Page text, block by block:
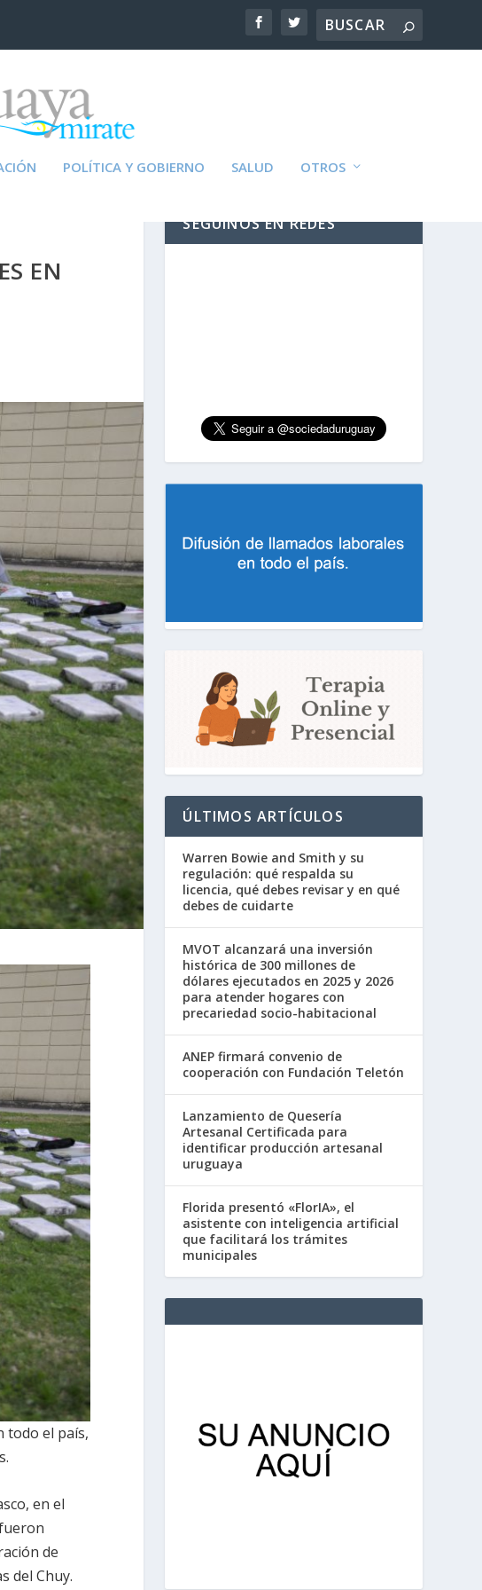
POLÍTICA Y GOBIERNO SALUD OTROS
EN
todo el país,
en el
de
del Chuy.
SEGUINOS EN REDES
ÚLTIMOS ARTÍCULOS
Warren Bowie and Smith y su
regulación: qué respalda su
licencia, qué debes revisar y en qué
debes de cuidarte
MVOT alcanzará una inversión
histórica de 300 millones de
dólares ejecutados en 2025 y 2026
para atender hogares con
precariedad socio-habitacional
ANEP firmará convenio de
cooperación con Fundación Teletón
Lanzamiento de Quesería
Artesanal Certificada para
identificar producción artesanal
uruguaya
Florida presentó «FlorIA», el
asistente con inteligencia artificial
que facilitará los trámites
municipales